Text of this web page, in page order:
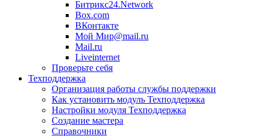
Битрикс24.Network
Box.com
ВКонтакте
Мой Мир@mail.ru
Mail.ru
Liveinternet
Проверьте себя
Техподдержка
Организация работы службы поддержки
Как установить модуль Техподдержка
Настройки модуля Техподдержка
Создание мастера
Справочники